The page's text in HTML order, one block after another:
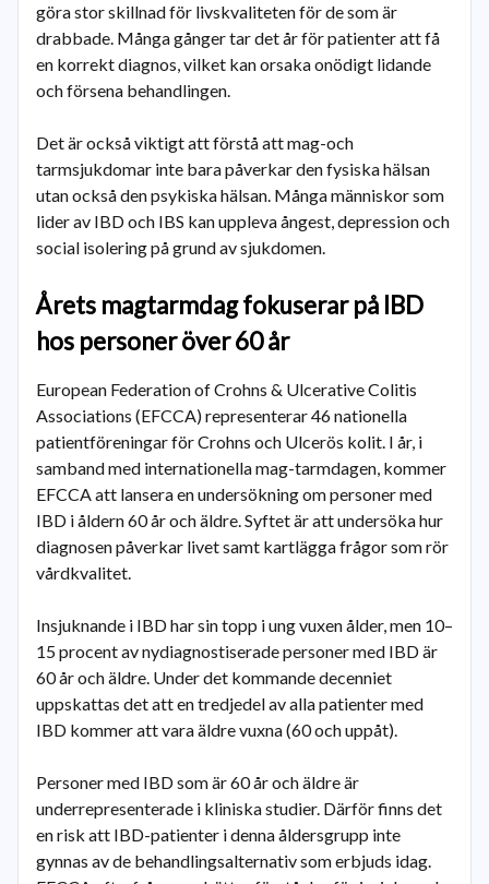
göra stor skillnad för livskvaliteten för de som är
drabbade. Många gånger tar det år för patienter att få
en korrekt diagnos, vilket kan orsaka onödigt lidande
och försena behandlingen.
Det är också viktigt att förstå att mag-och
tarmsjukdomar inte bara påverkar den fysiska hälsan
utan också den psykiska hälsan. Många människor som
lider av IBD och IBS kan uppleva ångest, depression och
social isolering på grund av sjukdomen.
Årets magtarmdag fokuserar på IBD
hos personer över 60 år
European Federation of Crohns & Ulcerative Colitis
Associations (EFCCA) representerar 46 nationella
patientföreningar för Crohns och Ulcerös kolit. I år, i
samband med internationella mag-tarmdagen, kommer
EFCCA att lansera en undersökning om personer med
IBD i åldern 60 år och äldre. Syftet är att undersöka hur
diagnosen påverkar livet samt kartlägga frågor som rör
vårdkvalitet.
Insjuknande i IBD har sin topp i ung vuxen ålder, men 10–
15 procent av nydiagnostiserade personer med IBD är
60 år och äldre. Under det kommande decenniet
uppskattas det att en tredjedel av alla patienter med
IBD kommer att vara äldre vuxna (60 och uppåt).
Personer med IBD som är 60 år och äldre är
underrepresenterade i kliniska studier. Därför finns det
en risk att IBD-patienter i denna åldersgrupp inte
gynnas av de behandlingsalternativ som erbjuds idag.